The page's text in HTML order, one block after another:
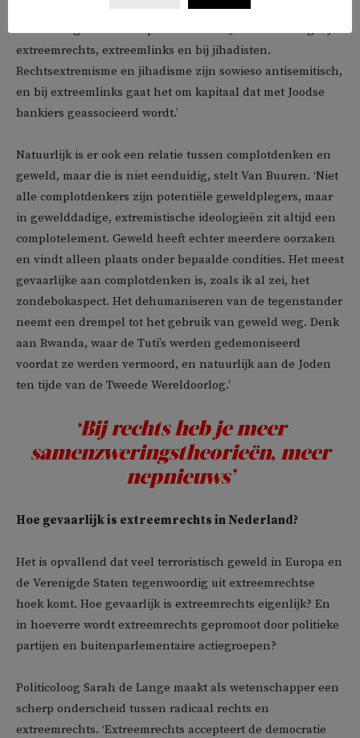
zondebokken in de geschiedenis, maar antisemitisme is
hardnekkig in veel complottheorieën. Je ziet dit terug bij
extreemrechts, extreemlinks en bij jihadisten.
Rechtsextremisme en jihadisme zijn sowieso antisemitisch,
en bij extreemlinks gaat het om kapitaal dat met Joodse
bankiers geassocieerd wordt.’
Natuurlijk is er ook een relatie tussen complotdenken en
geweld, maar die is niet eenduidig, stelt Van Buuren. ‘Niet
alle complotdenkers zijn potentiële geweldplegers, maar
in gewelddadige, extremistische ideologieën zit altijd een
complotelement. Geweld heeft echter meerdere oorzaken
en vindt alleen plaats onder bepaalde condities. Het meest
gevaarlijke aan complotdenken is, zoals ik al zei, het
zondebokaspect. Het dehumaniseren van de tegenstander
neemt een drempel tot het gebruik van geweld weg. Denk
aan Rwanda, waar de Tuti’s werden gedemoniseerd
voordat ze werden vermoord, en natuurlijk aan de Joden
ten tijde van de Tweede Wereldoorlog.’
‘Bij rechts heb je meer
samenzweringstheorieën, meer
nepnieuws’
Hoe gevaarlijk is extreemrechts in Nederland?
Het is opvallend dat veel terroristisch geweld in Europa en
de Verenigde Staten tegenwoordig uit extreemrechtse
hoek komt. Hoe gevaarlijk is extreemrechts eigenlijk? En
in hoeverre wordt extreemrechts gepromoot door politieke
partijen en buitenparlementaire actiegroepen?
Politicoloog Sarah de Lange maakt als wetenschapper een
scherp onderscheid tussen radicaal rechts en
extreemrechts. ‘Extreemrechts accepteert de democratie